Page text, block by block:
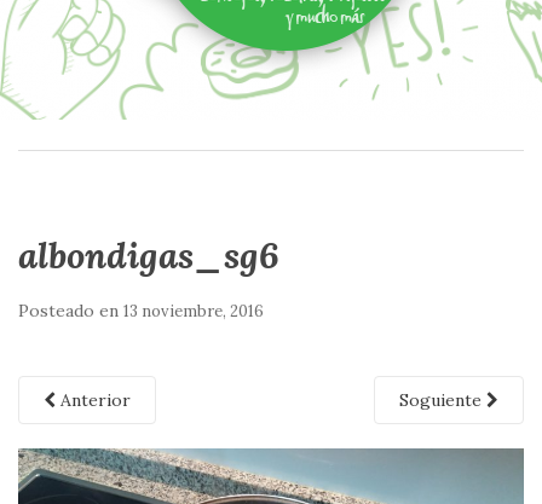
albondigas_sg6
Posteado en 13 noviembre, 2016
Anterior Soguiente